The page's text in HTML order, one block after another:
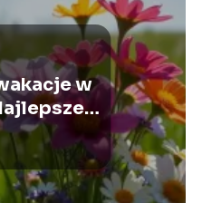
w
wiosenny